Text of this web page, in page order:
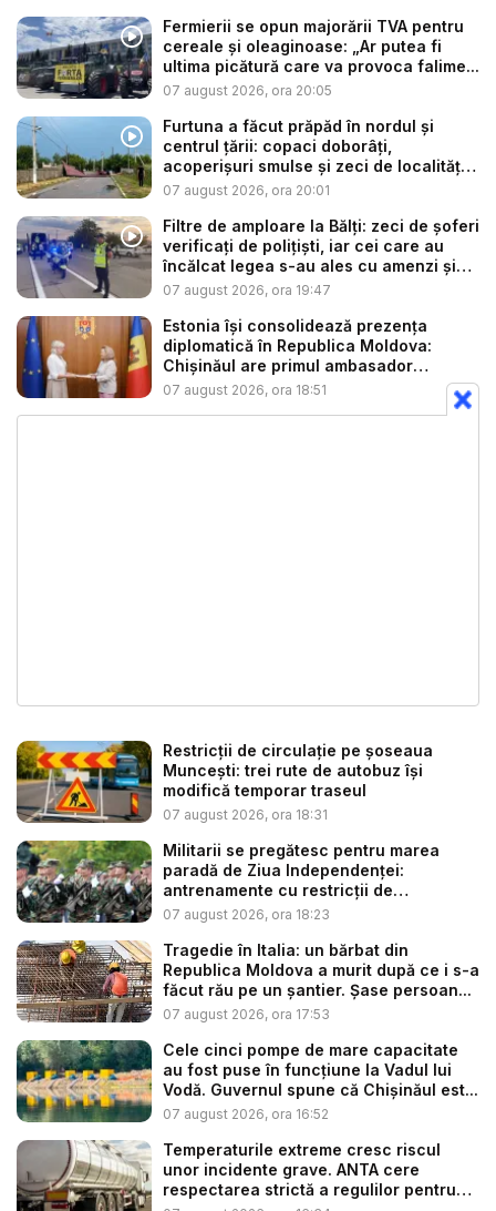
Fermierii se opun majorării TVA pentru
cereale și oleaginoase: „Ar putea fi
ultima picătură care va provoca falime...
07 august 2026, ora 20:05
Furtuna a făcut prăpăd în nordul și
centrul țării: copaci doborâți,
acoperișuri smulse și zeci de localități
...
07 august 2026, ora 20:01
Filtre de amploare la Bălți: zeci de șoferi
verificați de polițiști, iar cei care au
încălcat legea s-au ales cu amenzi și
s...
07 august 2026, ora 19:47
Estonia își consolidează prezența
diplomatică în Republica Moldova:
Chișinăul are primul ambasador
estonia...
07 august 2026, ora 18:51
Restricții de circulație pe șoseaua
Muncești: trei rute de autobuz își
modifică temporar traseul
07 august 2026, ora 18:31
Militarii se pregătesc pentru marea
paradă de Ziua Independenței:
antrenamente cu restricții de
circulație...
07 august 2026, ora 18:23
Tragedie în Italia: un bărbat din
Republica Moldova a murit după ce i s-a
făcut rău pe un șantier. Șase persoan...
07 august 2026, ora 17:53
Cele cinci pompe de mare capacitate
au fost puse în funcțiune la Vadul lui
Vodă. Guvernul spune că Chișinăul est...
07 august 2026, ora 16:52
Temperaturile extreme cresc riscul
unor incidente grave. ANTA cere
respectarea strictă a regulilor pentru